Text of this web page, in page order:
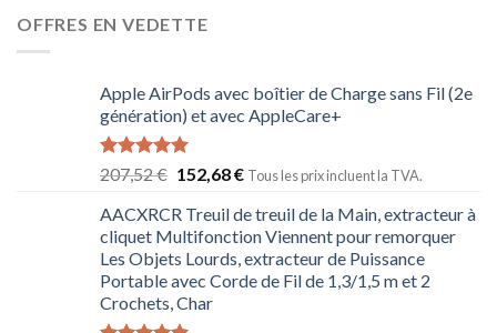
OFFRES EN VEDETTE
Apple AirPods avec boîtier de Charge sans Fil (2e
génération) et avec AppleCare+
Note5.00
sur 5
207,52€ 152,68€ Tous les prix incluent la TVA.
AACXRCR Treuil de treuil de la Main, extracteur à
cliquet Multifonction Viennent pour remorquer
Les Objets Lourds, extracteur de Puissance
Portable avec Corde de Fil de 1,3/1,5 m et 2
Crochets, Char